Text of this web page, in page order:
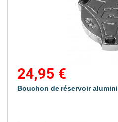
24,95 €
Bouchon de réservoir